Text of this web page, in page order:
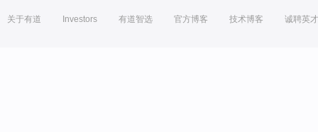
关于有道 Investors 有道智选 官方博客 技术博客 诚聘英才